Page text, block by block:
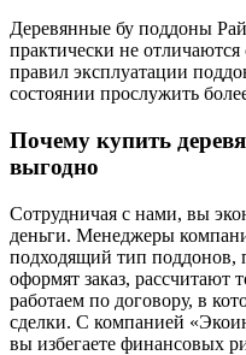
Деревянные бу поддоны
практически не
правил эксплуатации
состоянии прослужить
Почему купить
выгодно
Сотрудничая с нами, вы
деньги. Менеджеры
подходящий тип поддонов,
оформят заказ,
работаем по договору, в
сделки. С компанией
вы избегаете финансовых